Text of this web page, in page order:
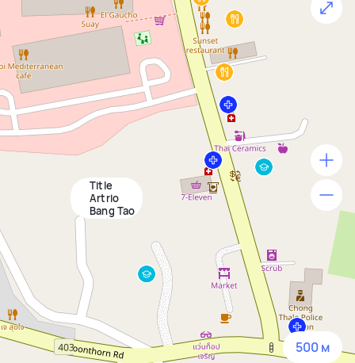
Title
Artrio
Bang Tao
500 м
500 м
1500 м
3 км
5 км